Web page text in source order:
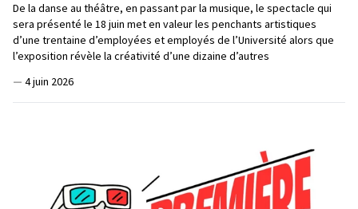
De la danse au théâtre, en passant par la musique, le spectacle qui
sera présenté le 18 juin met en valeur les penchants artistiques
d’une trentaine d’employées et employés de l’Université alors que
l’exposition révèle la créativité d’une dizaine d’autres
— 4 juin 2026